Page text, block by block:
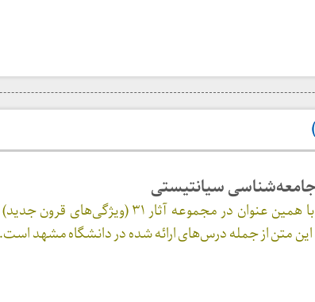
سيانتيستی
نوشته‌ای که در پی خواهد آمد با همین عنوان در مجموعه آثار ۳۱
متن از جمله درس‌های ارائه شده در دانشگاه مشهد است.